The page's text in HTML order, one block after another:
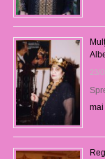
23/
mai